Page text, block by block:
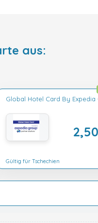
aus:
Global Hotel Card By Expedia
Gültig für Tschechien